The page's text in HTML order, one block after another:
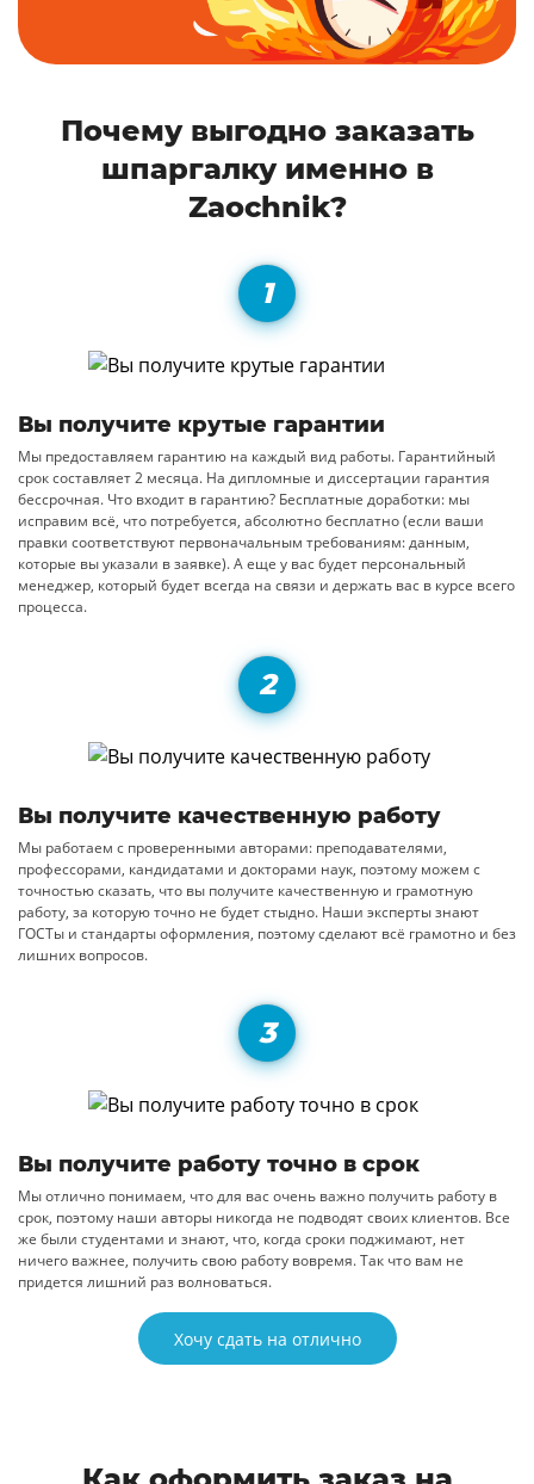
Почему выгодно заказать
шпаргалку именно в
Zaochnik?
Вы получите крутые гарантии
Мы предоставляем гарантию на каждый вид работы. Гарантийный
срок составляет 2 месяца. На дипломные и диссертации гарантия
бессрочная. Что входит в гарантию? Бесплатные доработки: мы
исправим всё, что потребуется, абсолютно бесплатно (если ваши
правки соответствуют первоначальным требованиям: данным,
которые вы указали в заявке). А еще у вас будет персональный
менеджер, который будет всегда на связи и держать вас в курсе всего
процесса.
Вы получите качественную работу
Мы работаем с проверенными авторами: преподавателями,
профессорами, кандидатами и докторами наук, поэтому можем с
точностью сказать, что вы получите качественную и грамотную
работу, за которую точно не будет стыдно. Наши эксперты знают
ГОСТы и стандарты оформления, поэтому сделают всё грамотно и без
лишних вопросов.
Вы получите работу точно в срок
Мы отлично понимаем, что для вас очень важно получить работу в
срок, поэтому наши авторы никогда не подводят своих клиентов. Все
же были студентами и знают, что, когда сроки поджимают, нет
ничего важнее, получить свою работу вовремя. Так что вам не
придется лишний раз волноваться.
Хочу сдать на отлично